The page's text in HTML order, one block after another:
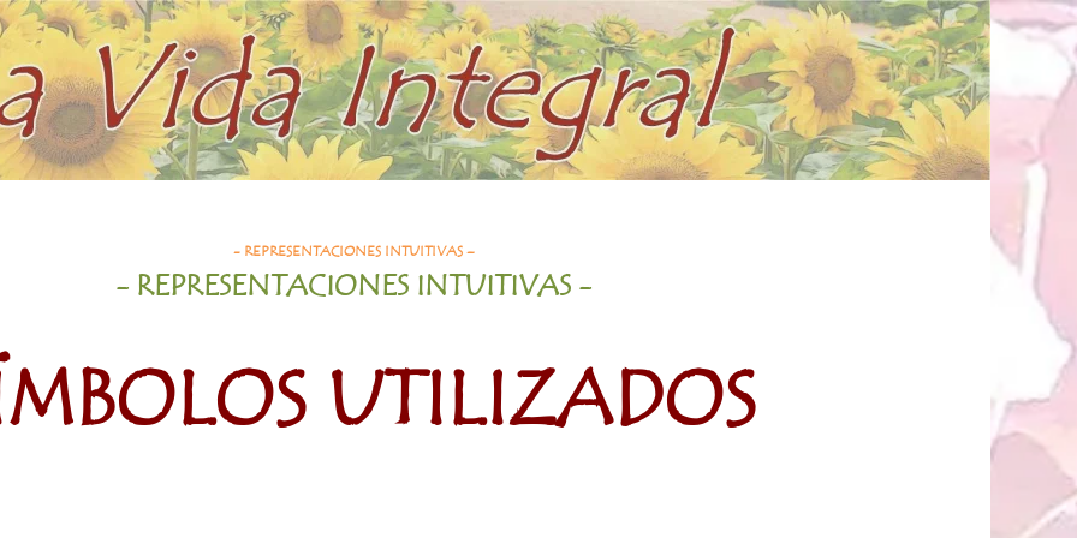
- REPRESENTACIONES INTUITIVAS –
- REPRESENTACIONES INTUITIVAS -
UTILIZADOS